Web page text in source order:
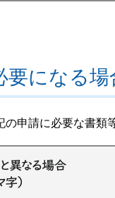
要になる場
申請に必要な書類